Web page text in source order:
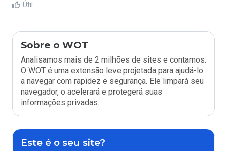
Útil
Sobre o WOT
Analisamos mais de 2 milhões de sites e contamos.
O WOT é uma extensão leve projetada para ajudá-lo
a navegar com rapidez e segurança. Ele limpará seu
navegador, o acelerará e protegerá suas
informações privadas.
Este é o seu site?